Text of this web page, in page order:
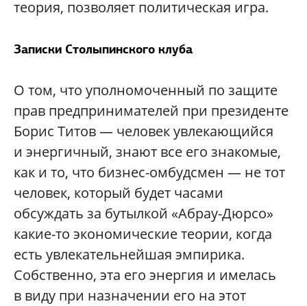
теория, позволяет политическая игра.
Записки Столыпинского клуба
О том, что уполномоченный по защите
прав предпринимателей при президенте
Борис Титов — человек увлекающийся
и энергичный, знают все его знакомые,
как и то, что бизнес-омбудсмен — не тот
человек, который будет часами
обсуждать за бутылкой «Абрау-Дюрсо»
какие-то экономические теории, когда
есть увлекательнейшая эмпирика.
Собственно, эта его энергия и имелась
в виду при назначении его на этот